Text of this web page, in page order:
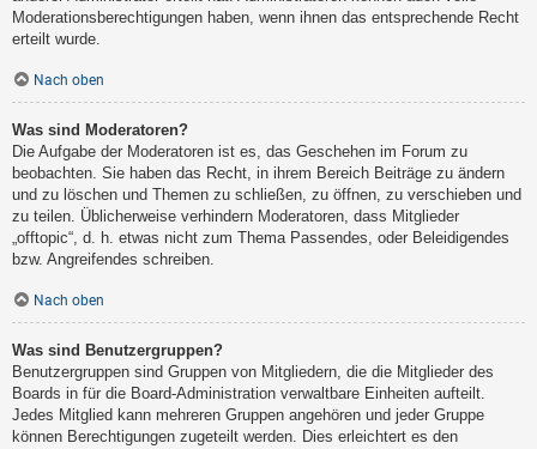
Moderationsberechtigungen haben, wenn ihnen das entsprechende Recht
erteilt wurde.
Nach oben
Was sind Moderatoren?
Die Aufgabe der Moderatoren ist es, das Geschehen im Forum zu
beobachten. Sie haben das Recht, in ihrem Bereich Beiträge zu ändern
und zu löschen und Themen zu schließen, zu öffnen, zu verschieben und
zu teilen. Üblicherweise verhindern Moderatoren, dass Mitglieder
„offtopic“, d. h. etwas nicht zum Thema Passendes, oder Beleidigendes
bzw. Angreifendes schreiben.
Nach oben
Was sind Benutzergruppen?
Benutzergruppen sind Gruppen von Mitgliedern, die die Mitglieder des
Boards in für die Board-Administration verwaltbare Einheiten aufteilt.
Jedes Mitglied kann mehreren Gruppen angehören und jeder Gruppe
können Berechtigungen zugeteilt werden. Dies erleichtert es den